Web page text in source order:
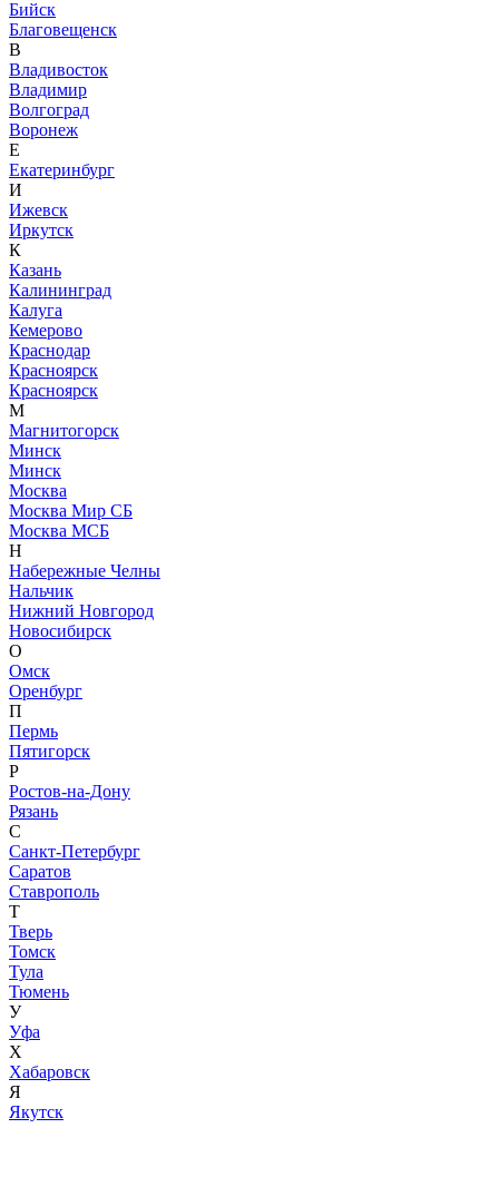
Бийск
Благовещенск
В
Владивосток
Владимир
Волгоград
Воронеж
Е
Екатеринбург
И
Ижевск
Иркутск
К
Казань
Калининград
Калуга
Кемерово
Краснодар
Красноярск
Красноярск
М
Магнитогорск
Минск
Минск
Москва
Москва Мир СБ
Москва МСБ
Н
Набережные Челны
Нальчик
Нижний Новгород
Новосибирск
О
Омск
Оренбург
П
Пермь
Пятигорск
Р
Ростов-на-Дону
Рязань
С
Санкт-Петербург
Саратов
Ставрополь
Т
Тверь
Томск
Тула
Тюмень
У
Уфа
Х
Хабаровск
Я
Якутск